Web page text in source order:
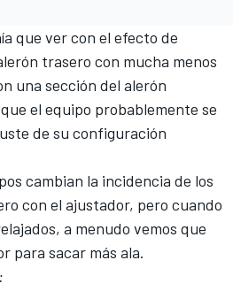
que ver con el efecto de
trasero con mucha menos
una sección del alerón
el equipo probablemente se
de su configuración
cambian la incidencia de los
con el ajustador, pero cuando
a menudo vemos que
para sacar más ala.